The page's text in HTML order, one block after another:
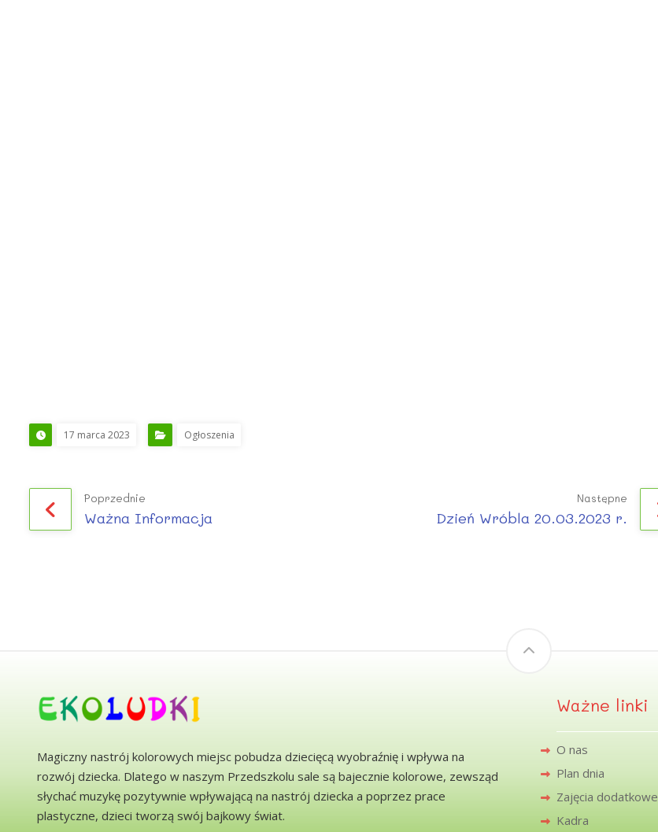
17 marca 2023 Ogłoszenia
Poprzednie
Ważna Informacja
Następne
Dzień Wróbla 20.03.2023 r.
Magiczny nastrój kolorowych miejsc pobudza dziecięcą wyobraźnię i wpływa na
rozwój dziecka. Dlatego w naszym Przedszkolu sale są bajecznie kolorowe, zewsząd
słychać muzykę pozytywnie wpływającą na nastrój dziecka a poprzez prace
plastyczne, dzieci tworzą swój bajkowy świat.
Ważne linki
O nas
Plan dnia
Zajęcia dodatkowe
Kadra